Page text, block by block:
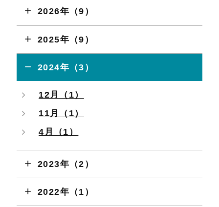
2026年（9）
2025年（9）
2024年（3）
12月（1）
11月（1）
4月（1）
2023年（2）
2022年（1）